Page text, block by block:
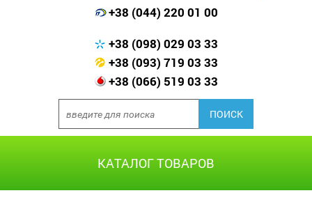
+38 (044) 220 01 00
+38 (098) 029 03 33
+38 (093) 719 03 33
+38 (066) 519 03 33
КАТАЛОГ ТОВАРОВ